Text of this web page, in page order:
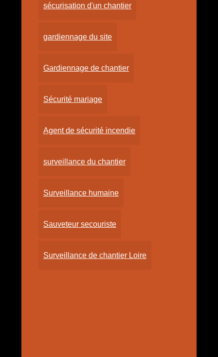
sécurisation d'un chantier
gardiennage du site
Gardiennage de chantier
Sécurité mariage
Agent de sécurité incendie
surveillance du chantier
Surveillance humaine
Sauveteur secouriste
Surveillance de chantier Loire